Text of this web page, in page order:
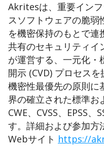
Akritesは、重要イン
スソフトウェアの脆弱
を機密保持のもとで連
共有のセキュリティイ
が運営する、一元化・
開示 ​ (CVD​) プロセスを
機密性最優先の原則に
界の確立された標準お
CWE、CVSS、EPSS、
す。 詳細および参加
Webサイト https://